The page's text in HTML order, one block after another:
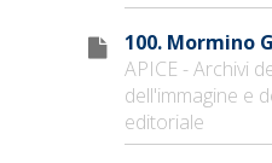
100. Mormino
APICE - Archivi
dell'immagine e
editoriale